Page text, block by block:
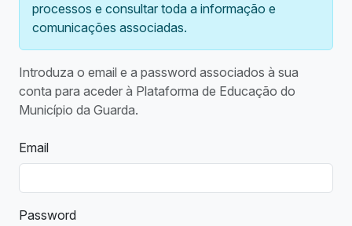
processos e consultar toda a informação e
comunicações associadas.
Introduza o email e a password associados à sua
conta para aceder à Plataforma de Educação do
Município da Guarda.
Email
Password